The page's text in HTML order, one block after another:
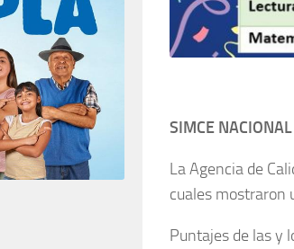
SIMCE NACIONAL
La Agencia de
cuales mostraron
Puntajes de las y